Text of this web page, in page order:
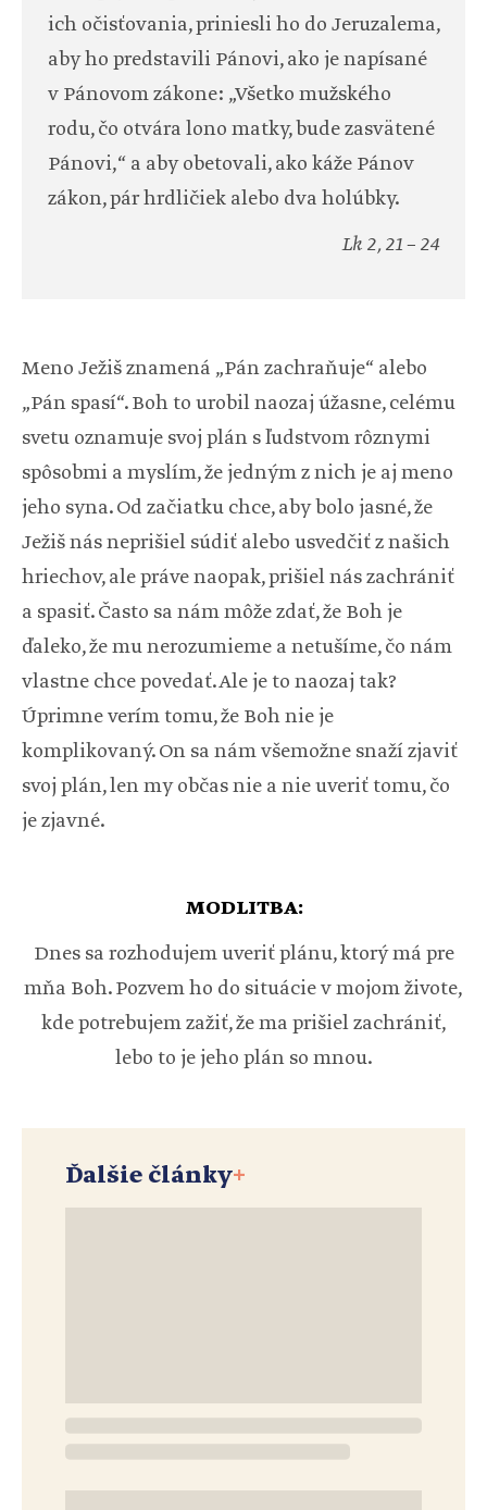
ich očisťovania, priniesli ho do Jeruzalema,
aby ho predstavili Pánovi, ako je napísané
v Pánovom zákone: „Všetko mužského
rodu, čo otvára lono matky, bude zasvätené
Pánovi,“ a aby obetovali, ako káže Pánov
zákon, pár hrdličiek alebo dva holúbky.
Lk 2, 21 – 24
Meno Ježiš znamená „Pán zachraňuje“ alebo
„Pán spasí“. Boh to urobil naozaj úžasne, celému
svetu oznamuje svoj plán s ľudstvom rôznymi
spôsobmi a myslím, že jedným z nich je aj meno
jeho syna. Od začiatku chce, aby bolo jasné, že
Ježiš nás neprišiel súdiť alebo usvedčiť z našich
hriechov, ale práve naopak, prišiel nás zachrániť
a spasiť. Často sa nám môže zdať, že Boh je
ďaleko, že mu nerozumieme a netušíme, čo nám
vlastne chce povedať. Ale je to naozaj tak?
Úprimne verím tomu, že Boh nie je
komplikovaný. On sa nám všemožne snaží zjaviť
svoj plán, len my občas nie a nie uveriť tomu, čo
je zjavné.
MODLITBA:
Dnes sa rozhodujem uveriť plánu, ktorý má pre
mňa Boh. Pozvem ho do situácie v mojom živote,
kde potrebujem zažiť, že ma prišiel zachrániť,
lebo to je jeho plán so mnou.
Ďalšie články+